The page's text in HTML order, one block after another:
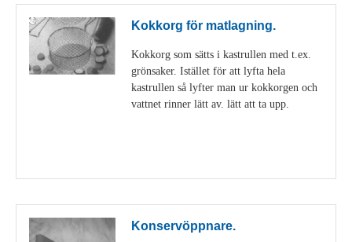
Kokkorg för matlagning.
Kokkorg som sätts i kastrullen med t.ex.
grönsaker. Istället för att lyfta hela
kastrullen så lyfter man ur kokkorgen och
vattnet rinner lätt av. lätt att ta upp.
Konservöppnare.